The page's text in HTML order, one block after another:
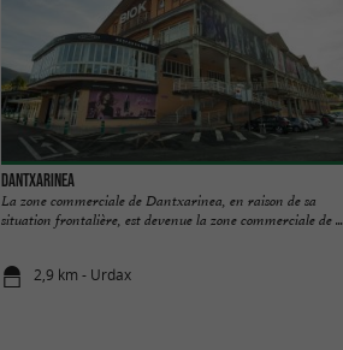
Dantxarinea
La zone commerciale de Dantxarinea, en raison de sa
situation frontalière, est devenue la zone commerciale de ...
2,9 km - Urdax